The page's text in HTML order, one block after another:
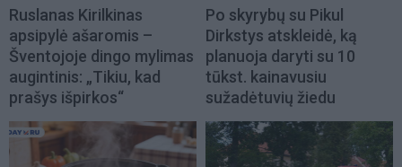
Ruslanas Kirilkinas
apsipylė ašaromis –
Šventojoje dingo mylimas
augintinis: „Tikiu, kad
prašys išpirkos“
Po skyrybų su Pikul
Dirkstys atskleidė, ką
planuoja daryti su 10
tūkst. kainavusiu
sužadėtuvių žiedu